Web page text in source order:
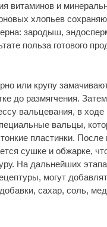
витаминов и
хлопьев
зародыш,
польза готового
или крупу
до размягчения.
вальцевания, в ходе
вальцы,
пластинки. После
сушке и обжарке,
На дальнейших
могут
сахар, соль,